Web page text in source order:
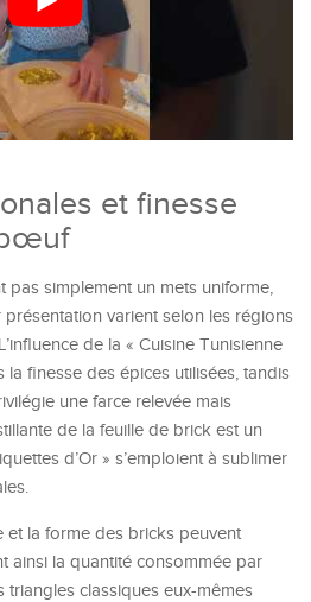
et finesse
simplement un mets uniforme,
varient selon les régions
de la « Cuisine Tunisienne
la finesse des épices utilisées, tandis
une farce relevée mais
de la feuille de brick est un
d’Or » s’emploient à sublimer
et la forme des bricks peuvent
ainsi la quantité consommée par
triangles classiques eux-mêmes